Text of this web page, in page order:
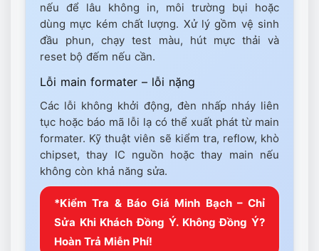
nếu để lâu không in, môi trường bụi hoặc
dùng mực kém chất lượng. Xử lý gồm vệ sinh
đầu phun, chạy test màu, hút mực thải và
reset bộ đếm nếu cần.
Lỗi main formater – lỗi nặng
Các lỗi không khởi động, đèn nhấp nháy liên
tục hoặc báo mã lỗi lạ có thể xuất phát từ main
formater. Kỹ thuật viên sẽ kiểm tra, reflow, khò
chipset, thay IC nguồn hoặc thay main nếu
không còn khả năng sửa.
*Kiểm Tra & Báo Giá Minh Bạch – Chỉ
Sửa Khi Khách Đồng Ý. Không Đồng Ý?
Hoàn Trả Miễn Phí!